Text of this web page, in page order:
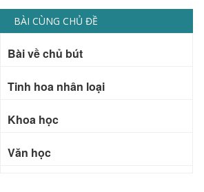
BÀI CÙNG CHỦ ĐỀ
Bài về chủ bút
Tinh hoa nhân loại
Khoa học
Văn học